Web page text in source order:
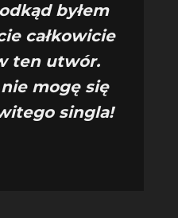
byłem
całkowicie
ten utwór.
mogę się
singla!